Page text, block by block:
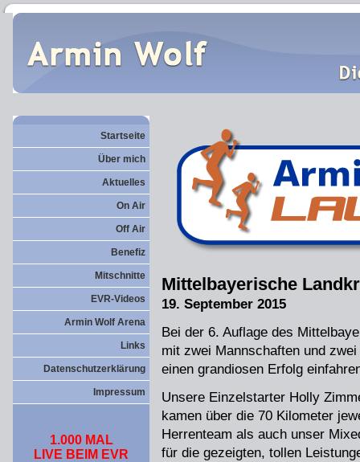
Startseite
Über mich
Aktuelles
On Air
Off Air
Benefiz
Mitschnitte
EVR-Videos
Armin Wolf Arena
Links
Datenschutzerklärung
Impressum
1.000 MAL
LIVE BEIM EVR
Mittelbayerische
19. September 2015
Bei der 6. Auflage des
mit zwei Mannschaften und
einen grandiosen Erfolg
Unsere Einzelstarter Holly
kamen über die 70 Kilometer
Herrenteam als auch unser
für die gezeigten, tollen